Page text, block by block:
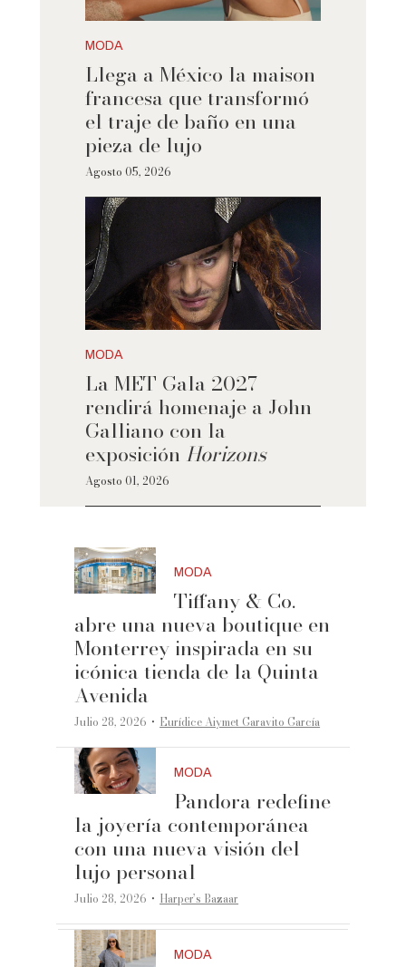
MODA
Llega a México la maison
francesa que transformó
el traje de baño en una
pieza de lujo
Agosto 05, 2026
MODA
La MET Gala 2027
rendirá homenaje a John
Galliano con la
exposición Horizons
Agosto 01, 2026
MODA
Tiffany & Co.
abre una nueva boutique en
Monterrey inspirada en su
icónica tienda de la Quinta
Avenida
Julio 28, 2026 ·Eurídice Aiymet Garavito García
MODA
Pandora redefine
la joyería contemporánea
con una nueva visión del
lujo personal
Julio 28, 2026 ·Harper’s Bazaar
MODA